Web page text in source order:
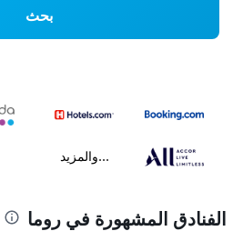
بحث
...والمزيد
الفنادق المشهورة في روما